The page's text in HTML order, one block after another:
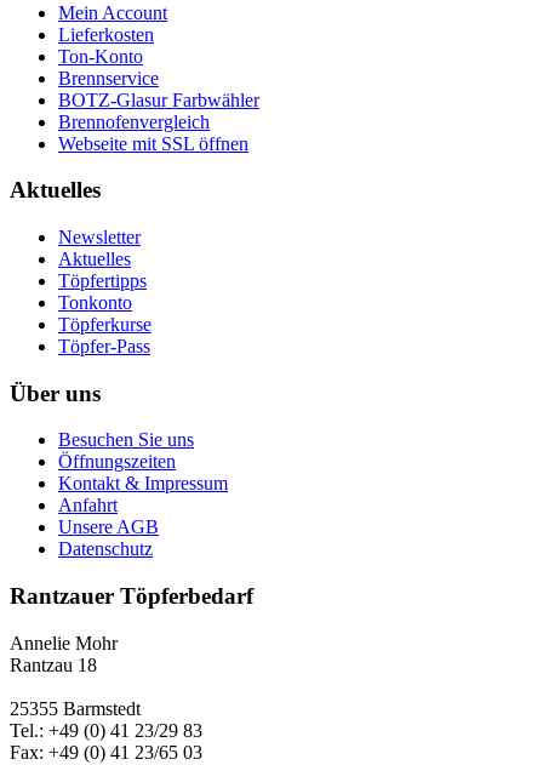
Mein Account
Lieferkosten
Ton-Konto
Brennservice
BOTZ-Glasur Farbwähler
Brennofenvergleich
Webseite mit SSL öffnen
Aktuelles
Newsletter
Aktuelles
Töpfertipps
Tonkonto
Töpferkurse
Töpfer-Pass
Über uns
Besuchen Sie uns
Öffnungszeiten
Kontakt & Impressum
Anfahrt
Unsere AGB
Datenschutz
Rantzauer Töpferbedarf
Annelie Mohr
Rantzau 18
25355 Barmstedt
Tel.: +49 (0) 41 23/29 83
Fax: +49 (0) 41 23/65 03